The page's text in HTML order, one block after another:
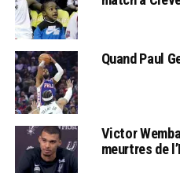
Quand Paul
Victor
meurtres de